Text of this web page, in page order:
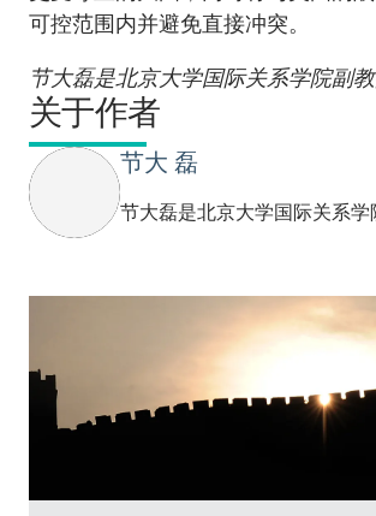
可控范围内并避免直接冲突。
节大磊是北京大学国际关系学院副教
关于作者
节大 磊
节大磊是北京大学国际关系学